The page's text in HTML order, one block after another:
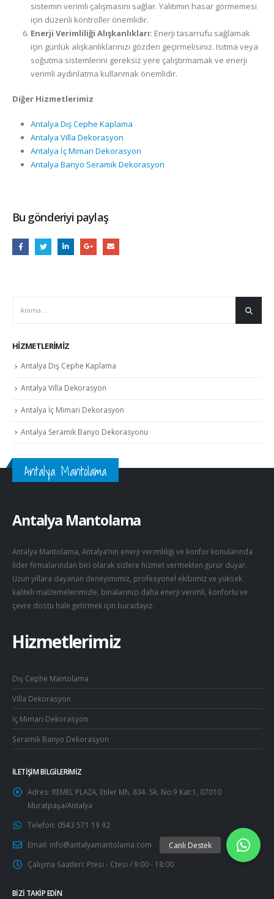
sistemin verimli çalışmasını sağlar. Yalıtımın hasar görmemesi
için düzenli kontroller önemlidir.
Enerji Verimliliği Alışkanlıkları: Enerji tasarrufu sağlamak
için günlük alışkanlıklarınızı gözden geçirmelisiniz. Isıtma veya
soğutma sistemlerini gereksiz yere çalıştırmamak ve enerji
verimli aydınlatma kullanmak önemlidir.
Diğer Hizmetlerimiz
Antalya Dış Cephe Kaplama
Antalya Villa Dekorasyon
Antalya İç Mimari Dekorasyon
Antalya Banyo Seramik Dekorasyon
Bu gönderiyi paylaş
HIZMETLERIMIZ
Antalya Dış Cephe Kaplama
Antalya Villa Dekorasyon
Antalya İç Mimari Dekorasyon
Antalya Seramik Banyo Dekorasyonu
Antalya Mantolama
Antalya Mantolama
Antalya Mantolama, Antalya’nın enerji verimliliği ve konfor konularında
lider firmalarından biri olarak sizlere hizmet vermekten gurur duyar.
Uzun yıllara dayanan deneyimimiz, profesyonel ekibimiz ve yüksek
kaliteli malzemelerimizle, binalarınızı daha enerji verimli, konforlu ve
çevre dostu hale getirmek için buradayız.
Hizmetlerimiz
Dış Cephe Mantolama
Villa Dekorasyon
İç Mimari Dekorasyon
Seramik Banyo Dekorasyon
İLETIŞIM BILGILERIMIZ
Adres: REMEL PLAZA, Etiler Mh, 834. Sk. No:9 Kat:1, 07010
Muratpaşa/Antalya
Telefon: 0543 571 19 92
Email: info@antalyamantolama.com
Çalışma Saatleri: Ptesi - Ctesi / 9:00 - 18:00
BIZI TAKIP EDIN